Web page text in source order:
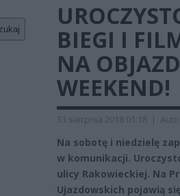
BIEGI I
NA
WEEKEND!
31 sierpnia 2018 01:18 | Autor:
Na sobotę i niedzielę
w komunikacji.
ulicy Rakowieckiej. Na
Ujazdowskich pojawią